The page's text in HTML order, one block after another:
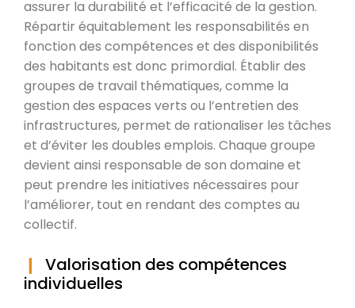
assurer la durabilité et l’efficacité de la gestion.
Répartir équitablement les responsabilités en
fonction des compétences et des disponibilités
des habitants est donc primordial. Établir des
groupes de travail thématiques, comme la
gestion des espaces verts ou l’entretien des
infrastructures, permet de rationaliser les tâches
et d’éviter les doubles emplois. Chaque groupe
devient ainsi responsable de son domaine et
peut prendre les initiatives nécessaires pour
l’améliorer, tout en rendant des comptes au
collectif.
Valorisation des compétences
individuelles